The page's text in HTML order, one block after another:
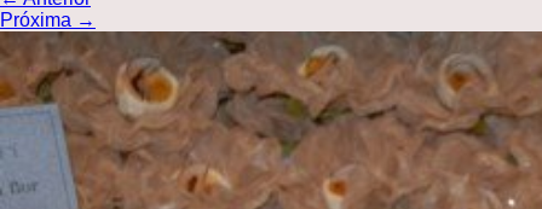
Próxima →